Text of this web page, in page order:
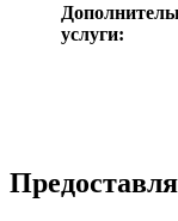
услуги: